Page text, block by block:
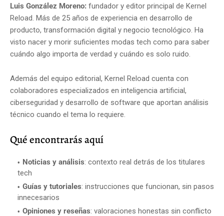
Luis González Moreno: fundador y editor principal de Kernel
Reload. Más de 25 años de experiencia en desarrollo de
producto, transformación digital y negocio tecnológico. Ha
visto nacer y morir suficientes modas tech como para saber
cuándo algo importa de verdad y cuándo es solo ruido.
Además del equipo editorial, Kernel Reload cuenta con
colaboradores especializados en inteligencia artificial,
ciberseguridad y desarrollo de software que aportan análisis
técnico cuando el tema lo requiere.
Qué encontrarás aquí
Noticias y análisis: contexto real detrás de los titulares
tech
Guías y tutoriales: instrucciones que funcionan, sin pasos
innecesarios
Opiniones y reseñas: valoraciones honestas sin conflicto